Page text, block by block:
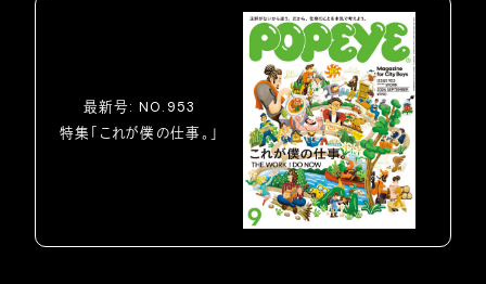
最新号: NO.953
特集「これが僕の仕事。」